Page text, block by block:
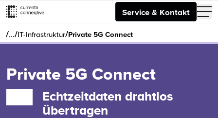
Service & Kontakt
/…/IT-Infrastruktur/Private 5G Connect
Private 5G Connect
Echtzeitdaten drahtlos
übertragen